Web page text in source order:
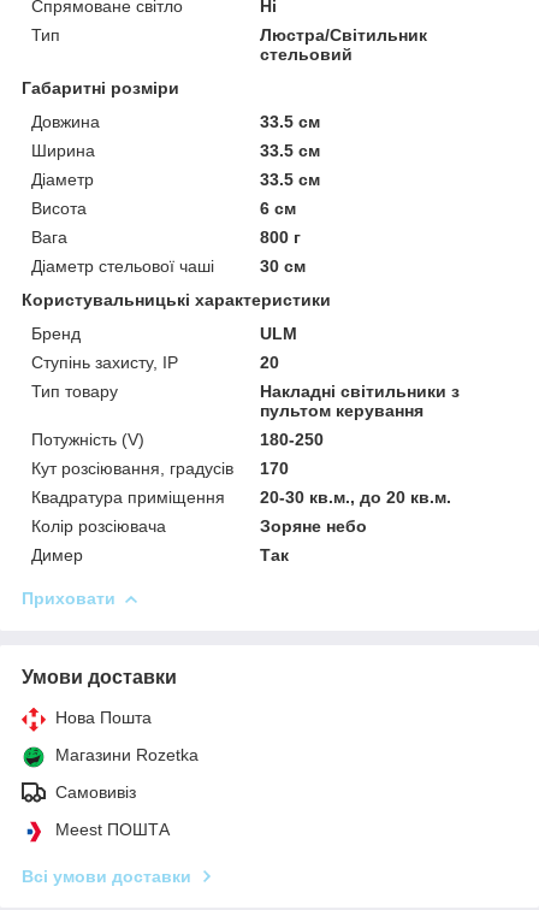
Спрямоване світло
Ні
Тип
Люстра/Світильник
стельовий
Габаритні розміри
Довжина
33.5 см
Ширина
33.5 см
Діаметр
33.5 см
Висота
6 см
Вага
800 г
Діаметр стельової чаші
30 см
Користувальницькі характеристики
Бренд
ULM
Ступінь захисту, IP
20
Тип товару
Накладні світильники з
пультом керування
Потужність (V)
180-250
Кут розсіювання, градусів
170
Квадратура приміщення
20-30 кв.м., до 20 кв.м.
Колір розсіювача
Зоряне небо
Димер
Так
Приховати
Умови доставки
Нова Пошта
Магазини Rozetka
Самовивіз
Meest ПОШТА
Всі умови доставки